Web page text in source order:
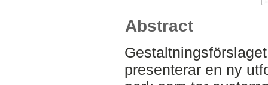
Abstract
presenterar en ny